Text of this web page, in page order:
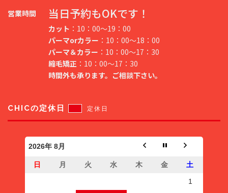
営業時間 当日予約もOKです！
カット ：10：00～19：00
パーマorカラー ：10：00～18：00
パーマ＆カラー ：10：00～17：30
縮毛矯正 ：10：00～17：30
時間外も承ります。ご相談下さい。
CHICの定休日 定休日
2026年 8月
日 月 火 水 木 金 土
1